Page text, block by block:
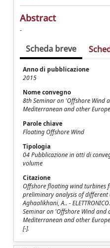
Abstract
-
Scheda breve
Anno di pubblicazione
2015
Nome convegno
8th Seminar on 'Offshore Wind
Mediterranean and other
Parole chiave
Floating Offshore Wind
Tipologia
04 Pubblicazione in atti di
volume
Citazione
Offshore floating wind turbines
preliminary analysis of different
Aghaalikhani, A.. -
Seminar on 'Offshore Wind and
Mediterranean and other
[-].